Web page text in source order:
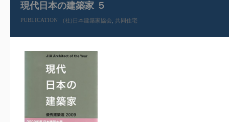
現代日本の建築家 ５
PUBLICATION (社)日本建築家協会 共同住宅